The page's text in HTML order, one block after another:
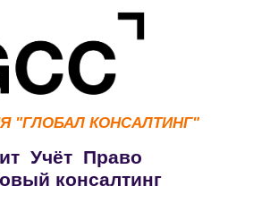
"ГЛОБАЛ КОНСАЛТИНГ"
Учёт Право
консалтинг